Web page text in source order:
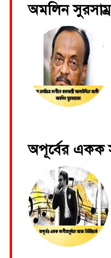
অমলিন
অপূর্বের একক